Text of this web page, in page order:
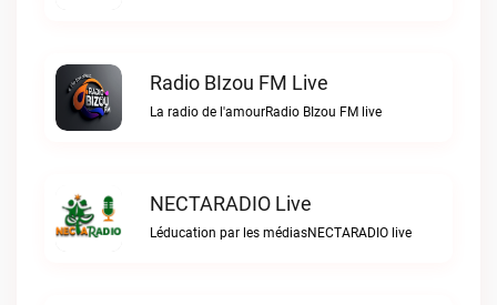
Radio BIzou FM Live
La radio de l'amourRadio BIzou FM live
NECTARADIO Live
Léducation par les médiasNECTARADIO live